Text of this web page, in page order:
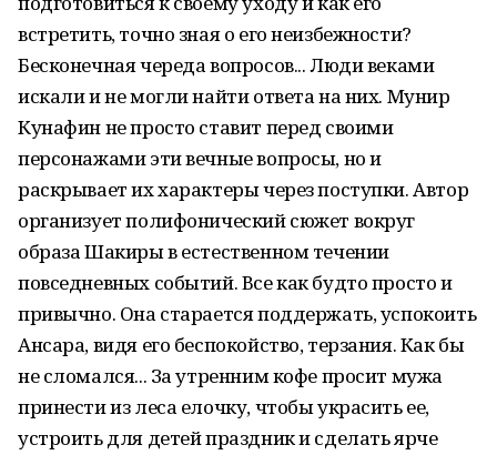
встретить, точно зная о его неизбежности?
Бесконечная череда вопросов... Люди веками
искали и не могли найти ответа на них. Мунир
Кунафин не просто ставит перед своими
персонажами эти вечные вопросы, но и
раскрывает их характеры через поступки. Автор
организует полифонический сюжет вокруг
образа Шакиры в естественном течении
повседневных событий. Все как будто просто и
привычно. Она старается поддержать, успокоить
Ансара, видя его беспокойство, терзания. Как бы
не сломался... За утренним кофе просит мужа
принести из леса елочку, чтобы украсить ее,
устроить для детей праздник и сделать ярче